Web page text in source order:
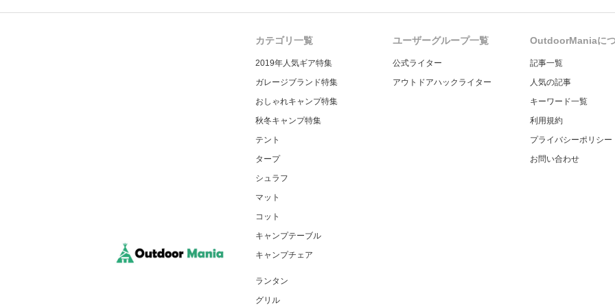
カテゴリ一覧
2019年人気ギア特集
ガレージブランド特集
おしゃれキャンプ特集
秋冬キャンプ特集
テント
タープ
シュラフ
マット
コット
キャンプテーブル
キャンプチェア
ランタン
グリル
ユーザーグループ一覧
公式ライター
アウトドアハックライター
OutdoorManiaに
記事一覧
人気の記事
キーワード一覧
利用規約
プライバシーポリシー
お問い合わせ